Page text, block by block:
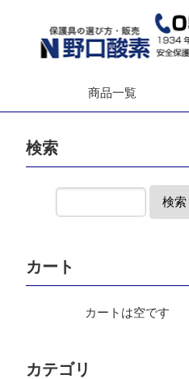
商品一覧
検索
検索
カート
カートは空です
カテゴリ